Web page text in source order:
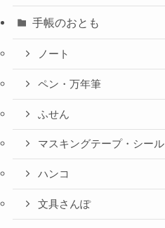
手帳のおとも
ノート
ペン・万年筆
ふせん
マスキングテープ・シール
ハンコ
文具さんぽ